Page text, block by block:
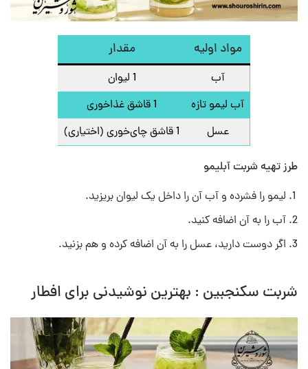
مواد اولیه مقدار
آب
1 لیوان
آب لیمو تازه
1 قاشق غذاخوری
عسل
1 قاشق چای‌خوری (اختیاری)
طرز تهیه شربت آبلیمو
لیمو را فشرده و آب آن را داخل یک لیوان بریزید.
آب را به آن اضافه کنید.
اگر دوست دارید، عسل را به آن اضافه کرده و هم بزنید.
شربت سکنجبین : بهترین نوشیدنی برای افطار